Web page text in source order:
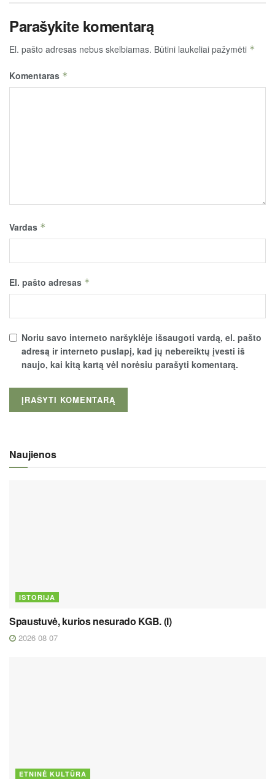
Parašykite komentarą
El. pašto adresas nebus skelbiamas. Būtini laukeliai pažymėti *
Komentaras *
Vardas *
El. pašto adresas *
Noriu savo interneto naršyklėje išsaugoti vardą, el. pašto
adresą ir interneto puslapį, kad jų nebereiktų įvesti iš
naujo, kai kitą kartą vėl norėsiu parašyti komentarą.
Naujienos
ISTORIJA
Spaustuvė, kurios nesurado KGB. (I)
2026 08 07
ETNINĖ KULTŪRA